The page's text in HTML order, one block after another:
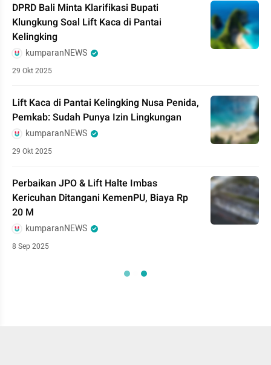
DPRD Bali Minta Klarifikasi Bupati
Klungkung Soal Lift Kaca di Pantai
Kelingking
kumparanNEWS
29 Okt 2025
Lift Kaca di Pantai Kelingking Nusa Penida,
Pemkab: Sudah Punya Izin Lingkungan
kumparanNEWS
29 Okt 2025
Perbaikan JPO & Lift Halte Imbas
Kericuhan Ditangani KemenPU, Biaya Rp
20 M
kumparanNEWS
8 Sep 2025